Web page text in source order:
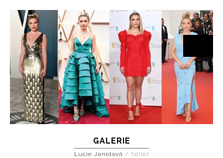
GALERIE
Lucie Janotová / Sdílet